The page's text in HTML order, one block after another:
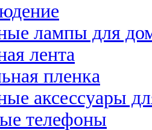
лампы для
лента
пленка
аксессуары
телефоны